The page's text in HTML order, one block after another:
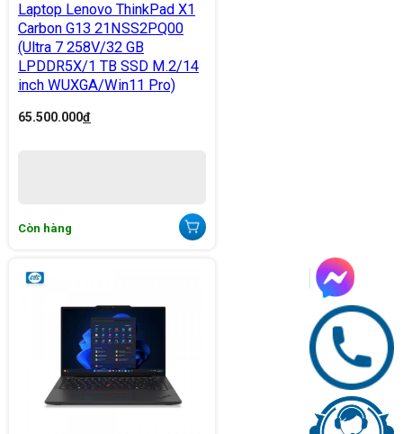
Laptop Lenovo ThinkPad X1
Carbon G13 21NSS2PQ00
(Ultra 7 258V/32 GB
LPDDR5X/1 TB SSD M.2/14
inch WUXGA/Win11 Pro)
65.500.000đ
Còn hàng